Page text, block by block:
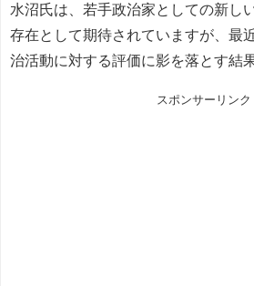
水沼氏は、若手政治家としての新し
存在として期待されていますが、最
治活動に対する評価に影を落とす結
スポンサーリンク